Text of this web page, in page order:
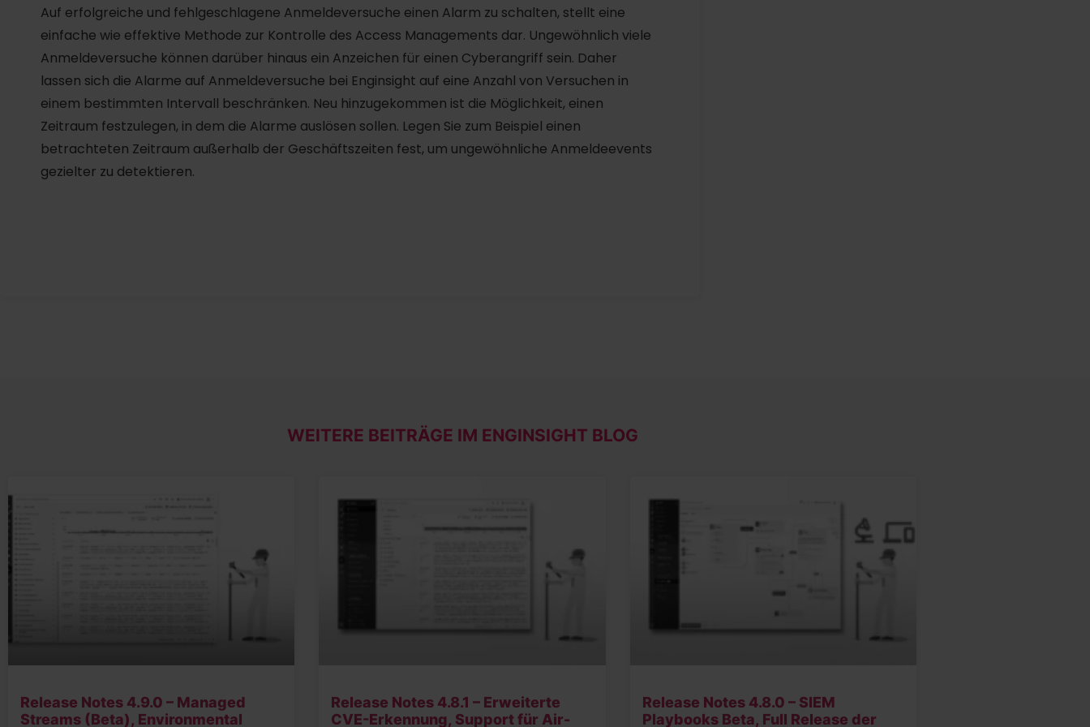
Auf erfolgreiche und fehlgeschlagene Anmeldeversuche einen Alarm zu schalten, stellt eine
einfache wie effektive Methode zur Kontrolle des Access Managements dar. Ungewöhnlich viele
Anmeldeversuche können darüber hinaus ein Anzeichen für einen Cyberangriff sein. Daher
lassen sich die Alarme auf Anmeldeversuche bei Enginsight auf eine Anzahl von Versuchen in
einem bestimmten Intervall beschränken. Neu hinzugekommen ist die Möglichkeit, einen
Zeitraum festzulegen, in dem die Alarme auslösen sollen. Legen Sie zum Beispiel einen
betrachteten Zeitraum außerhalb der Geschäftszeiten fest, um ungewöhnliche Anmeldeevents
gezielter zu detektieren.
WEITERE BEITRÄGE IM ENGINSIGHT BLOG
Release Notes 4.9.0 – Managed
Streams (Beta), Environmental
Release Notes 4.8.1 – Erweiterte
CVE-Erkennung, Support für Air-
Release Notes 4.8.0 – SIEM
Playbooks Beta, Full Release der